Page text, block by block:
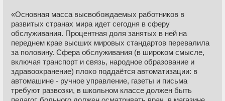
«Основная масса высвобождаемых работников в
развитых странах мира идет сегодня в сферу
обслуживания. Процентная доля занятых в ней на
переднем крае высших мировых стандартов перевалила
за половину. Сфера обслуживания (в широком смысле,
включая транспорт и связь, народное образование и
здравоохранение) плохо поддаётся автоматизации: в
автомашине - ручное управление, газеты и письма
требуют развозки, в школьном классе должен быть